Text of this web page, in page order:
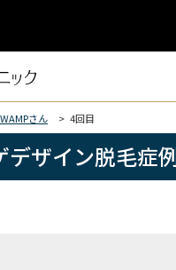
さん 4回目
ザイン脱毛症